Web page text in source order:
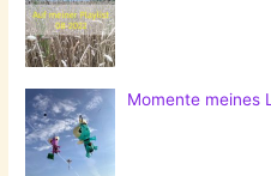
Momente meines